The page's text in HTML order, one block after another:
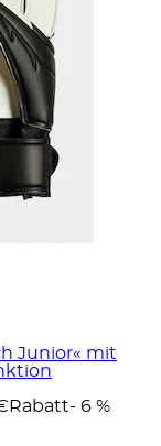
Junior« mit
Rabatt- 6 %